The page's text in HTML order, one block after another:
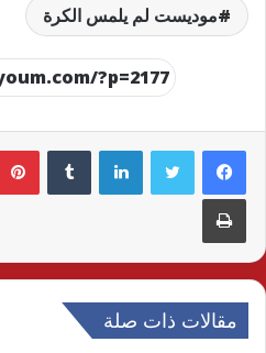
موديست لم يلمس الكرة
لينكدإن
طباعة
مقالات ذات صلة